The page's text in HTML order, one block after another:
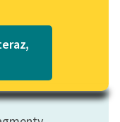
w formacie PDF